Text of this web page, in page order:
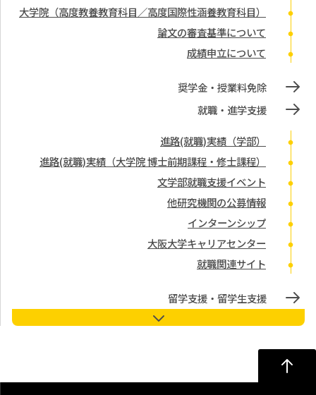
大学院（高度教養教育科目／高度国際性涵養教育科目）
論文の審査基準について
成績申立について
奨学金・授業料免除
就職・進学支援
進路(就職)実績（学部）
進路(就職)実績（大学院 博士前期課程・修士課程）
文学部就職支援イベント
他研究機関の公募情報
インターンシップ
大阪大学キャリアセンター
就職関連サイト
留学支援・留学生支援